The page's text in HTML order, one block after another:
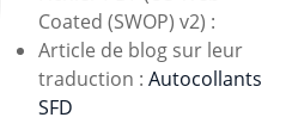
Coated (SWOP) v2) :
Article de blog sur leur
traduction : Autocollants
SFD